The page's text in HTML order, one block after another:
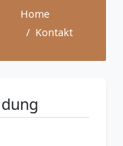
Home
Kontakt